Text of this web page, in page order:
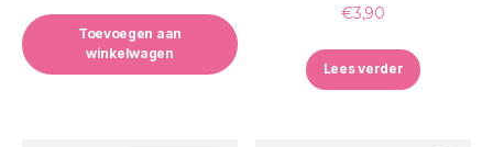
Toevoegen aan
winkelwagen
€3,90
Lees verder